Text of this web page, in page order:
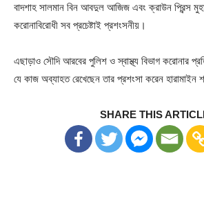
বাদশাহ সালমান বিন আবদুল আজিজ এবং ক্রাউন প্রিন্স
করোনাবিরোধী সব প্রচেষ্টাই প্রশংসনীয়।
এছাড়াও সৌদি আরবের পুলিশ ও স্বাস্থ্য বিভাগ করোনার
যে কাজ অব্যাহত রেখেছেন তার প্রশংসা করেন হারামাইন
SHARE THIS